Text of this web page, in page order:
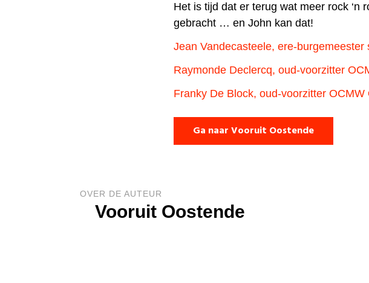
Het is tijd dat er terug wat meer rock ‘n
gebracht … en John kan dat!
Jean Vandecasteele, ere-burgemeester
Raymonde Declercq, oud-voorzitter
Franky De Block, oud-voorzitter OCMW
Ga naar Vooruit Oostende
OVER DE AUTEUR
Vooruit Oostende